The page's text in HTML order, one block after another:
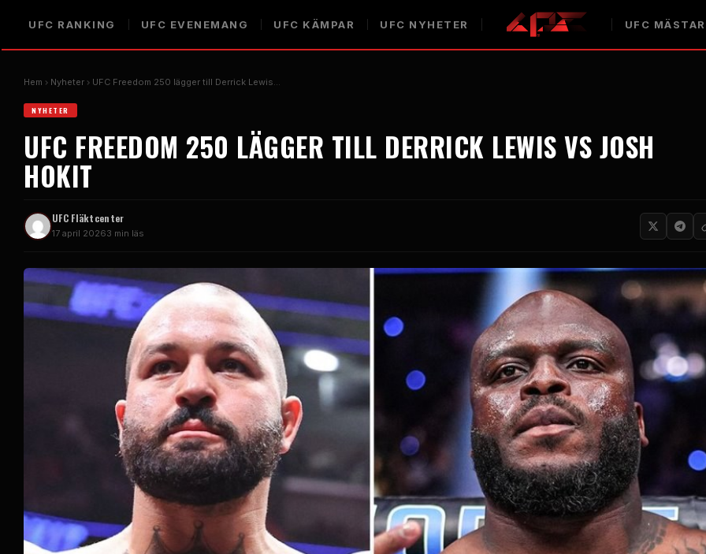
UFC RANKING UFC EVENEMANG UFC KÄMPAR UFC NYHETER UFC
Hem Nyheter UFC Freedom 250 lägger till Derrick Lewis...
NYHETER
UFC FREEDOM 250 LÄGGER TILL DERRICK LEWIS VS JOSH
HOKIT
UFCFläktcenter
17 april 20263 min läs